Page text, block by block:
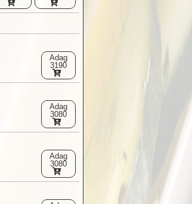
Adag
3190
Adag
3080
Adag
3080